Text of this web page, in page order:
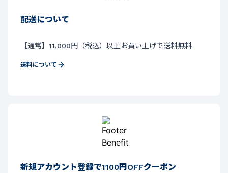
配送について
【通常】11,000円（税込）以上お買い上げで送料無料
送料について
新規アカウント登録で1100円OFFクーポン